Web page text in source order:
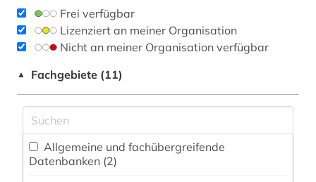
Frei verfügbar
Lizenziert an meiner Organisation
Nicht an meiner Organisation verfügbar
▲ Fachgebiete (11)
Datenbanken (2)